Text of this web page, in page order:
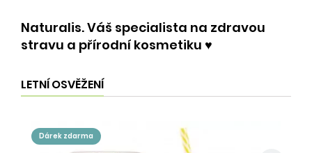
Naturalis. Váš specialista na zdravou
stravu a přírodní kosmetiku ♥️
LETNÍ OSVĚŽENÍ
dárek zdarma